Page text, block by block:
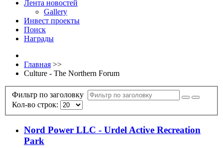
Лента новостей
Gallery
Инвест проекты
Поиск
Награды
Главная >>
Culture - The Northern Forum
Фильтр по заголовку
Кол-во строк:
Nord Power LLC - Urdel Active Recreation
Park